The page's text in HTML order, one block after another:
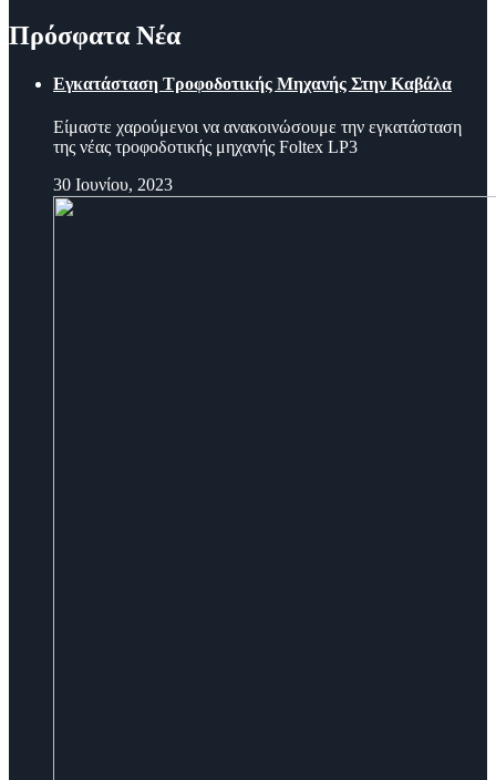
Πρόσφατα Νέα
Εγκατάσταση Τροφοδοτικής Μηχανής Στην Καβάλα
Είμαστε χαρούμενοι να ανακοινώσουμε την εγκατάσταση
της νέας τροφοδοτικής μηχανής Foltex LP3
30 Ιουνίου, 2023